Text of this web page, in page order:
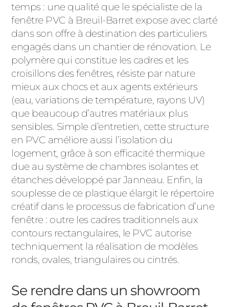
temps : une qualité que le spécialiste de la
fenêtre PVC à Breuil-Barret expose avec clarté
dans son offre à destination des particuliers
engagés dans un chantier de rénovation. Le
polymère qui constitue les cadres et les
croisillons des fenêtres, résiste par nature
mieux aux chocs et aux agents extérieurs
(eau, variations de température, rayons UV)
que beaucoup d’autres matériaux plus
sensibles. Simple d’entretien, cette structure
en PVC améliore aussi l’isolation du
logement, grâce à son efficacité thermique
due au système de chambres isolantes et
étanches développé par Janneau. Enfin, la
souplesse de ce plastique élargit le répertoire
créatif dans le processus de fabrication d’une
fenêtre : outre les cadres traditionnels aux
contours rectangulaires, le PVC autorise
techniquement la réalisation de modèles
ronds, ovales, triangulaires ou cintrés.
Se rendre dans un showroom